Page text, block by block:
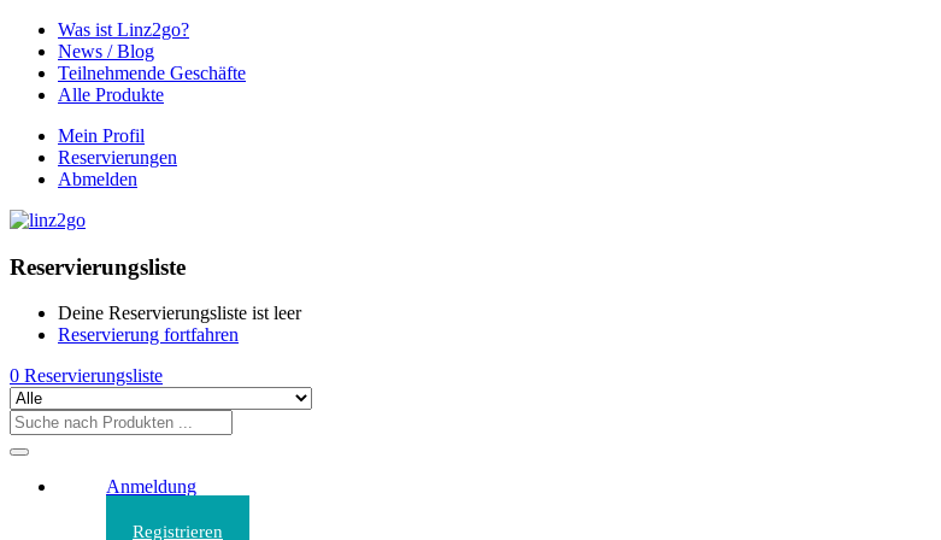
Was ist Linz2go?
News / Blog
Teilnehmende Geschäfte
Alle Produkte
Mein Profil
Reservierungen
Abmelden
Reservierungsliste
Deine Reservierungsliste ist leer
Reservierung fortfahren
0 Reservierungsliste
Anmeldung
Registrieren